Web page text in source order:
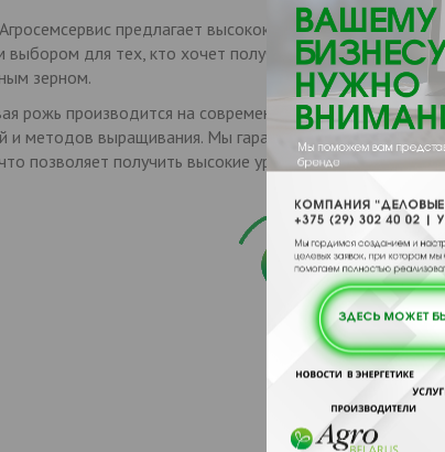
предлагает высококачественную яровую
выбором для тех, кто хочет получить высокие урожаи и
зерном.
рожь производится на современных полях, с
и методов выращивания. Мы гарантируем высокую
позволяет получить высокие урожаи даже в самых